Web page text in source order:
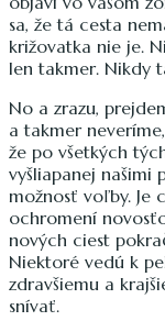
sa, že tá cesta
križovatka nie je.
len takmer. Nikdy
No a zrazu,
a takmer
že po všetkých
vyšliapanej našimi
možnosť voľby. Je
ochromení
nových ciest
Niektoré vedú k
zdravšiemu a
snívať.